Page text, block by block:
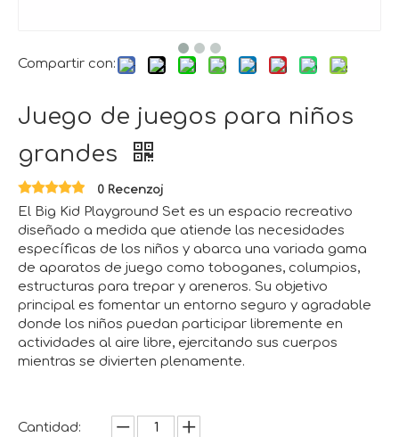
Compartir con:
Juego de juegos para niños
grandes
0 Recenzoj
El Big Kid Playground Set es un espacio recreativo
diseñado a medida que atiende las necesidades
específicas de los niños y abarca una variada gama
de aparatos de juego como toboganes, columpios,
estructuras para trepar y areneros. Su objetivo
principal es fomentar un entorno seguro y agradable
donde los niños puedan participar libremente en
actividades al aire libre, ejercitando sus cuerpos
mientras se divierten plenamente.
Cantidad: